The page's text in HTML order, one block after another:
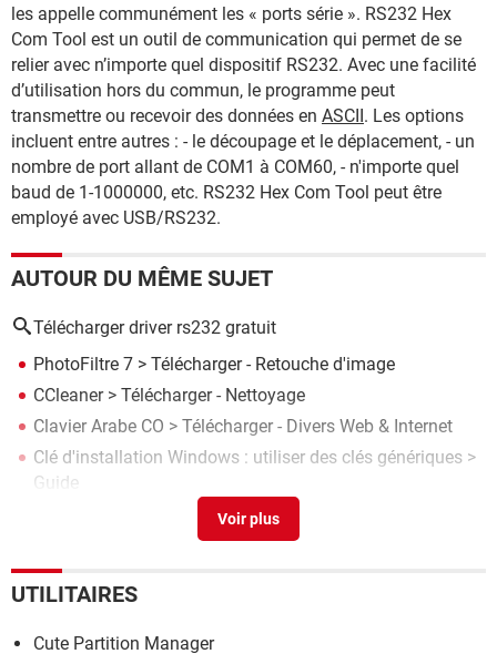
les appelle communément les « ports série ». RS232 Hex
Com Tool est un outil de communication qui permet de se
relier avec n’importe quel dispositif RS232. Avec une facilité
d’utilisation hors du commun, le programme peut
transmettre ou recevoir des données en ASCII. Les options
incluent entre autres : - le découpage et le déplacement, - un
nombre de port allant de COM1 à COM60, - n'importe quel
baud de 1-1000000, etc. RS232 Hex Com Tool peut être
employé avec USB/RS232.
AUTOUR DU MÊME SUJET
Télécharger driver rs232 gratuit
PhotoFiltre 7 > Télécharger - Retouche d'image
CCleaner> Télécharger - Nettoyage
Clavier Arabe CO > Télécharger - Divers Web & Internet
Clé d'installation Windows : utiliser des clés génériques >
Guide
> Télécharger - Téléchargement & Transfert
UTILITAIRES
Cute Partition Manager